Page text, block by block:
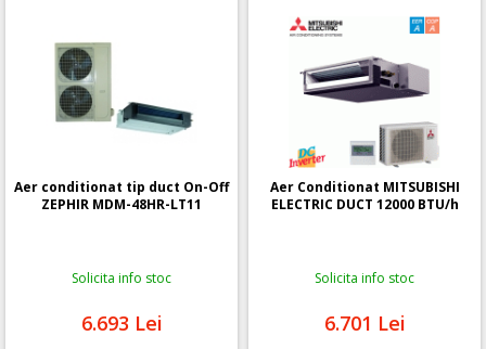
Aer conditionat tip duct On-Off
ZEPHIR MDM-48HR-LT11
Solicita info stoc
6.693 Lei
Aer Conditionat MITSUBISHI
ELECTRIC DUCT 12000 BTU/h
Solicita info stoc
6.701 Lei